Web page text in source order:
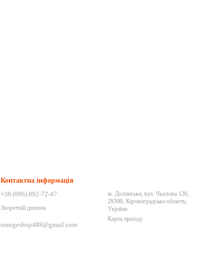
Контактна інформація
+38 (096) 892-72-47
Зворотній дзвінок
orangeshop488@gmail.com
м. Долинська, вул. Чкалова 126,
28500, Кіровоградська область,
Україна
Карта проїзду